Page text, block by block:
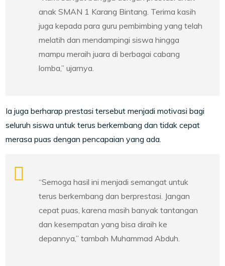
anak SMAN 1 Karang Bintang. Terima kasih
juga kepada para guru pembimbing yang telah
melatih dan mendampingi siswa hingga
mampu meraih juara di berbagai cabang
lomba,” ujarnya.
Ia juga berharap prestasi tersebut menjadi motivasi bagi
seluruh siswa untuk terus berkembang dan tidak cepat
merasa puas dengan pencapaian yang ada.
“Semoga hasil ini menjadi semangat untuk
terus berkembang dan berprestasi. Jangan
cepat puas, karena masih banyak tantangan
dan kesempatan yang bisa diraih ke
depannya,” tambah Muhammad Abduh.